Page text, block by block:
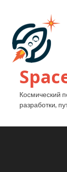
Космический
разработки,